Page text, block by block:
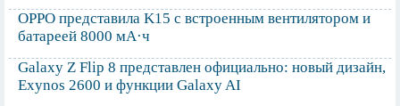
OPPO представила K15 с встроенным вентилятором и
батареей 8000 мА·ч
Galaxy Z Flip 8 представлен официально: новый дизайн,
Exynos 2600 и функции Galaxy AI